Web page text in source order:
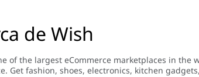
de Wish
of the largest eCommerce marketplaces in
Get fashion, shoes, electronics, kitchen